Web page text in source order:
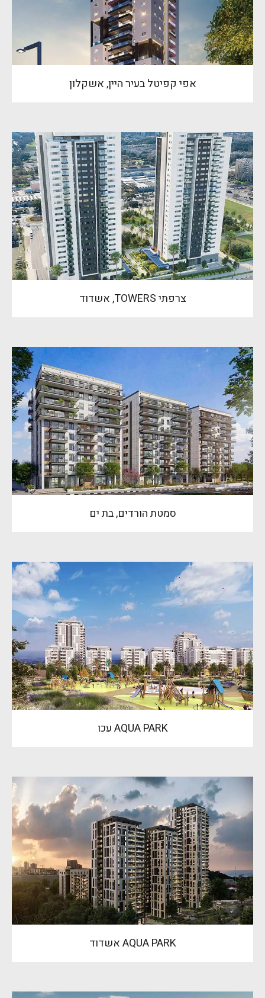
אפי קפיטל בעיר היין, אשקלון
צרפתי TOWERS, אשדוד
סמטת הורדים, בת ים
AQUA PARK עכו
AQUA PARK אשדוד